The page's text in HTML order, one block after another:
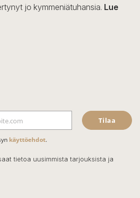
jo kymmeniätuhansia. Lue
Tilaa
käyttöehdot.
tietoa uusimmista tarjouksista ja